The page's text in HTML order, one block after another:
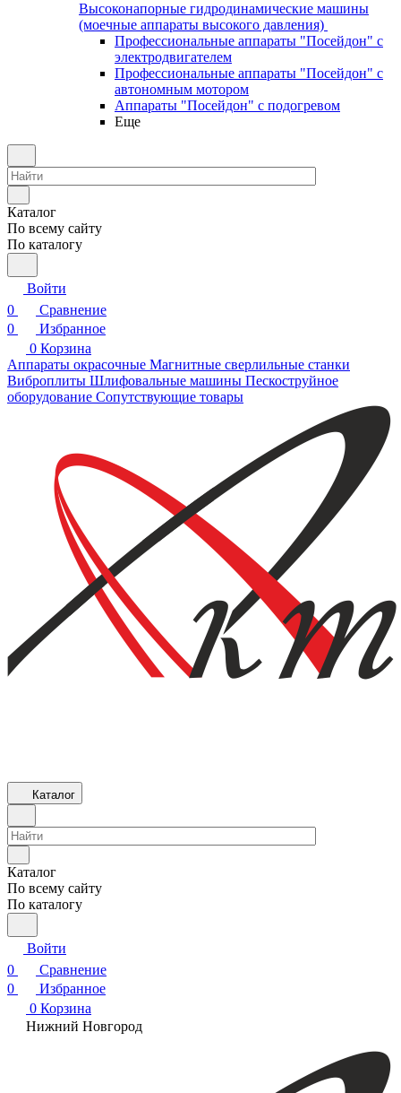
Высоконапорные гидродинамические машины
(моечные аппараты высокого давления)
Профессиональные аппараты "Посейдон" с
электродвигателем
Профессиональные аппараты "Посейдон" с
автономным мотором
Аппараты "Посейдон" с подогревом
Еще
Каталог
По всему сайту
По каталогу
Войти
0
Сравнение
0
Избранное
0 Корзина
Аппараты окрасочные Магнитные сверлильные станки
Виброплиты Шлифовальные машины Пескоструйное
оборудование Сопутствующие товары
Каталог
Каталог
По всему сайту
По каталогу
Войти
0
Сравнение
0
Избранное
0 Корзина
Нижний Новгород